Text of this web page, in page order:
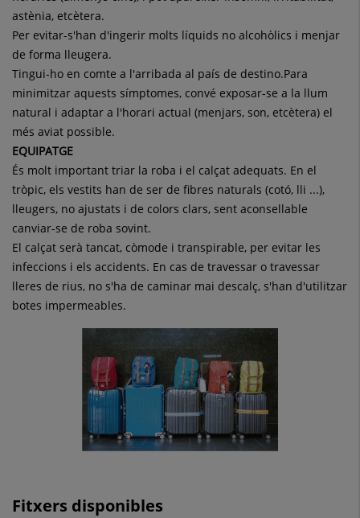
astènia, etcètera.
Per evitar-s'han d'ingerir molts líquids no alcohòlics i menjar
de forma lleugera.
Tingui-ho en comte a l'arribada al país de destino.Para
minimitzar aquests símptomes, convé exposar-se a la llum
natural i adaptar a l'horari actual (menjars, son, etcètera) el
més aviat possible.
EQUIPATGE
És molt important triar la roba i el calçat adequats. En el
tròpic, els vestits han de ser de fibres naturals (cotó, lli ...),
lleugers, no ajustats i de colors clars, sent aconsellable
canviar-se de roba sovint.
El calçat serà tancat, còmode i transpirable, per evitar les
infeccions i els accidents. En cas de travessar o travessar
lleres de rius, no s'ha de caminar mai descalç, s'han d'utilitzar
botes impermeables.
Fitxers disponibles